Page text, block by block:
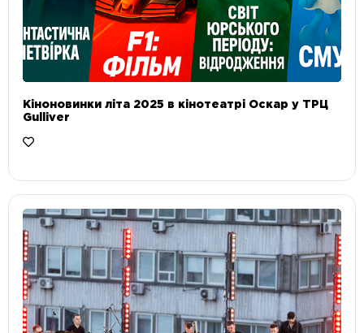
Кіноновинки літа 2025 в кінотеатрі Оскар у ТРЦ
Gulliver